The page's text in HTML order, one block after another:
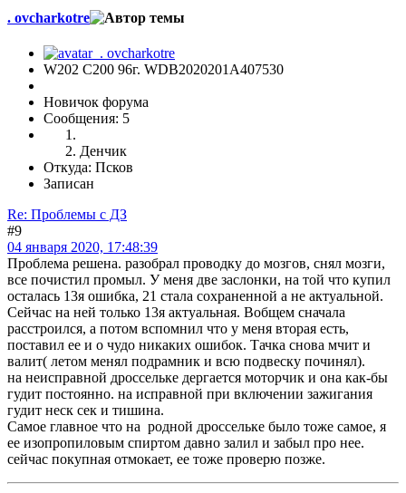
. ovcharkotre
W202 C200 96г. WDB2020201A407530
Новичок форума
Сообщения: 5
Денчик
Откуда: Псков
Записан
Re: Проблемы с ДЗ
#9
04 января 2020, 17:48:39
Проблема решена. разобрал проводку до мозгов, снял мозги,
все почистил промыл. У меня две заслонки, на той что купил
осталась 13я ошибка, 21 стала сохраненной а не актуальной.
Сейчас на ней только 13я актуальная. Вобщем сначала
расстроился, а потом вспомнил что у меня вторая есть,
поставил ее и о чудо никаких ошибок. Тачка снова мчит и
валит( летом менял подрамник и всю подвеску починял).
на неисправной дроссельке дергается моторчик и она как-бы
гудит постоянно. на исправной при включении зажигания
гудит неск сек и тишина.
Самое главное что на родной дроссельке было тоже самое, я
ее изопропиловым спиртом давно залил и забыл про нее.
сейчас покупная отмокает, ее тоже проверю позже.